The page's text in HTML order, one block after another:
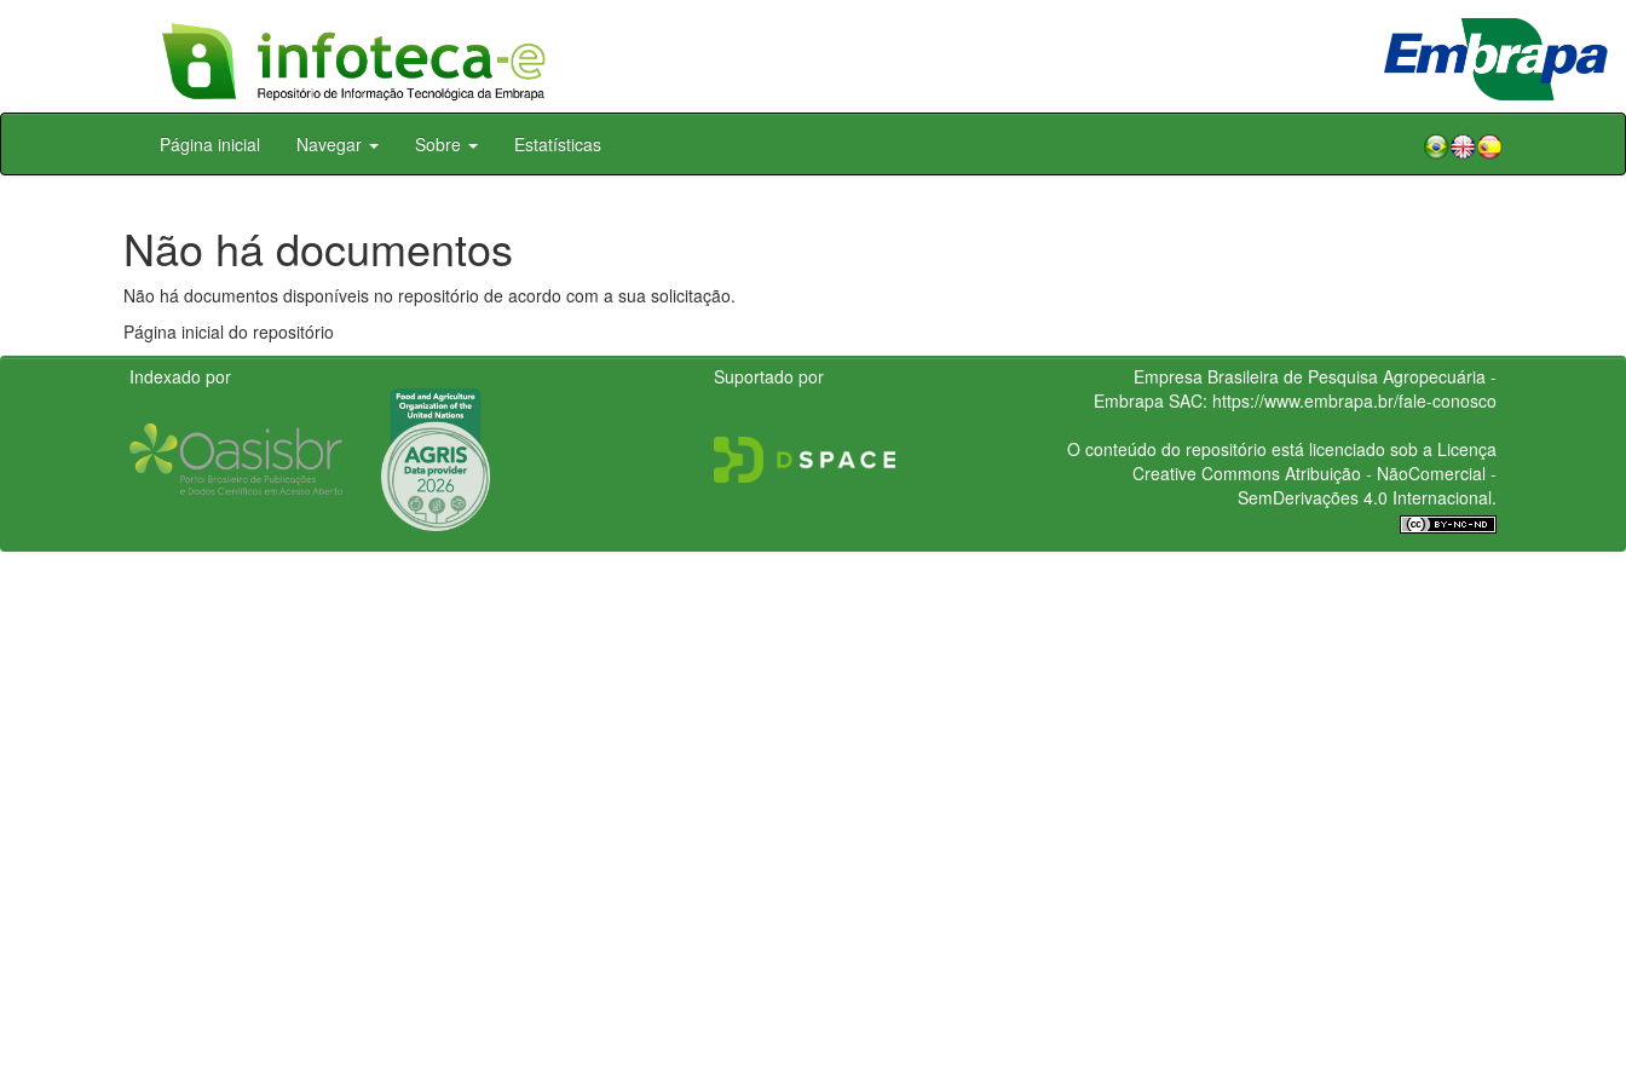
Skip
Página inicial Navegar Sobre Estatísticas
Não há documentos
Não há documentos disponíveis no repositório de acordo com a sua solicitação.
Página inicial do repositório
Indexado por
Suportado por
Empresa Brasileira de Pesquisa Agropecuária -
Embrapa SAC: https://www.embrapa.br/fale-conosco
O conteúdo do repositório está licenciado sob a Licença
Creative CommonsAtribuição - NãoComercial -
SemDerivações 4.0 Internacional.